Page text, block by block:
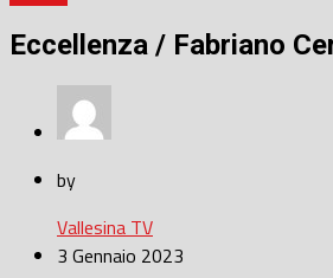
Eccellenza / Fabriano
by
Vallesina TV
3 Gennaio 2023